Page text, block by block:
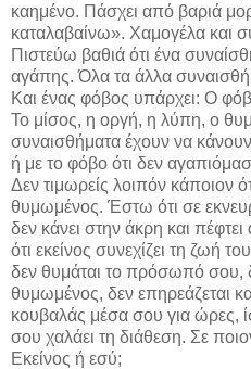
καημένο. Πάσχει από βαριά
καταλαβαίνω». Χαμογέλα και
Πιστεύω βαθιά ότι ένα
αγάπης. Όλα τα άλλα
Και ένας φόβος υπάρχει: Ο
Το μίσος, η οργή, η λύπη, ο
συναισθήματα έχουν να
ή με το φόβο ότι δεν
Δεν τιμωρείς λοιπόν κάποιον
θυμωμένος. Έστω ότι σε
δεν κάνει στην άκρη και
ότι εκείνος συνεχίζει τη ζωή
δεν θυμάται το πρόσωπό σου,
θυμωμένος, δεν επηρεάζεται
κουβαλάς μέσα σου για ώρες,
σου χαλάει τη διάθεση. Σε
Εκείνος ή εσύ;